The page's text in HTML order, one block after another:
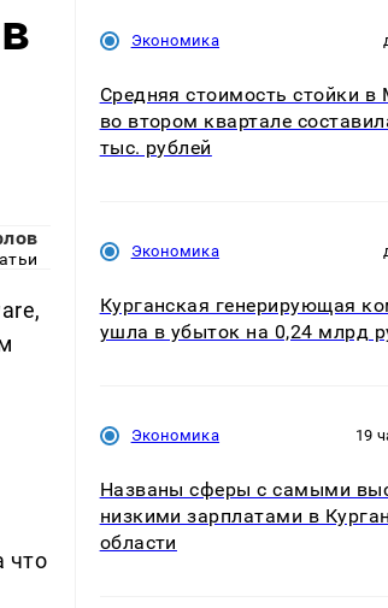
что
Экономика
Средняя стоимость стойки в
во втором квартале
тыс. рублей
Экономика
Курганская генерирующая
ушла в убыток на 0,24 млрд
Экономика 19
Названы сферы с самыми
низкими зарплатами в
области